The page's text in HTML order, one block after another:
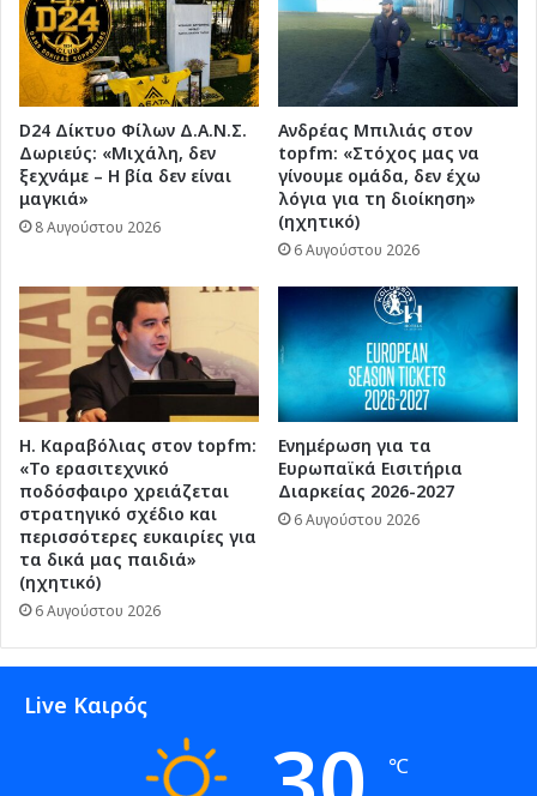
D24 Δίκτυο Φίλων Δ.Α.Ν.Σ.
Δωριεύς: «Μιχάλη, δεν
ξεχνάμε – Η βία δεν είναι
μαγκιά»
8 Αυγούστου 2026
Ανδρέας Μπιλιάς στον
topfm: «Στόχος μας να
γίνουμε ομάδα, δεν έχω
λόγια για τη διοίκηση»
(ηχητικό)
6 Αυγούστου 2026
Η. Καραβόλιας στον topfm:
«Το ερασιτεχνικό
ποδόσφαιρο χρειάζεται
στρατηγικό σχέδιο και
περισσότερες ευκαιρίες για
τα δικά μας παιδιά»
(ηχητικό)
6 Αυγούστου 2026
Ενημέρωση για τα
Ευρωπαϊκά Εισιτήρια
Διαρκείας 2026-2027
6 Αυγούστου 2026
Live Καιρός
℃